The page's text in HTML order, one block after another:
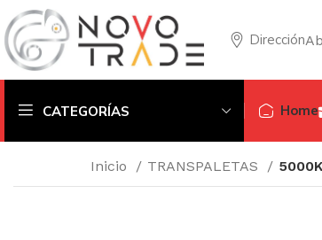
Dirección
CATEGORÍAS Home
Inicio TRANSPALETAS